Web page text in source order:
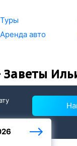
Туры
Аренда авто